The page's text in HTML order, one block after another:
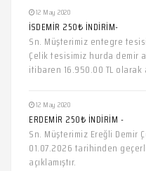
12 May 2020
İSDEMİR 250₺ İNDİRİM-
Sn. Müşterimiz entegre
Çelik tesisimiz hurda demir
itibaren 16.950.00 TL olarak
12 May 2020
ERDEMİR 250₺ İNDİRİM -
Sn. Müşterimiz Ereğli Demir
01.07.2026 tarihinden
açıklamıştır.